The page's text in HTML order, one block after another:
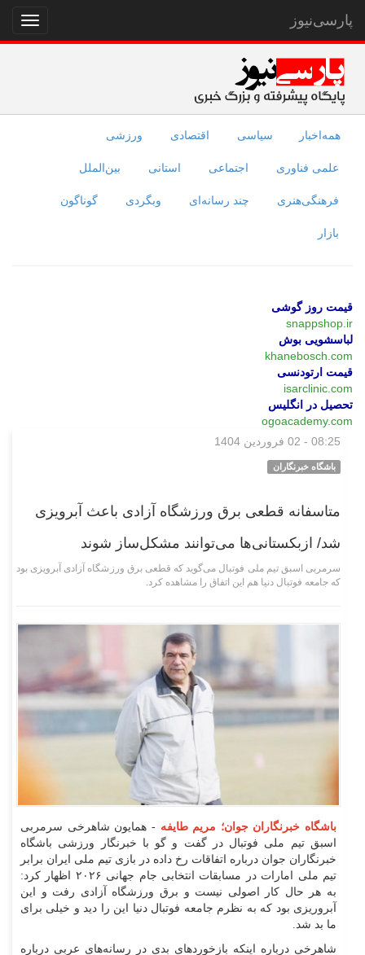
نمایش
منو
پارسی‌نیوز
همه‌اخبار سیاسی اقتصادی ورزشی
علمی فناوری اجتماعی استانی بین‌الملل
فرهنگی‌هنری چند رسانه‌ای وبگردی گوناگون
بازار
قیمت روز گوشی
snappshop.ir
لباسشویی بوش
khanebosch.com
قیمت ارتودنسی
isarclinic.com
تحصیل در انگلیس
ogoacademy.com
08:25 - 02 فروردین 1404
باشگاه خبرنگاران
متاسفانه قطعی برق ورزشگاه آزادی باعث آبرویزی
شد/ ازبکستانی‌ها می‌توانند مشکل‌ساز شوند
سرمربی اسبق تیم ملی فوتبال می‌گوید که قطعی برق ورزشگاه آزادی آبرویزی بود
که جامعه فوتبال دنیا هم این اتفاق را مشاهده کرد.
باشگاه خبرنگاران جوان؛ مریم طایفه - همایون شاهرخی سرمربی
اسبق تیم ملی فوتبال در گفت و گو با خبرنگار ورزشی باشگاه
خبرنگاران جوان درباره اتفاقات رخ داده در بازی تیم ملی ایران برابر
تیم ملی امارات در مسابقات انتخابی جام جهانی ۲۰۲۶ اظهار کرد:
به هر حال کار اصولی نیست و برق ورزشگاه آزادی رفت و این
آبروریزی بود که به نظرم جامعه فوتبال دنیا این را دید و خیلی برای
ما بد شد.
شاهرخی درباره اینکه بازخورد‌های بدی در رسانه‌های عربی درباره